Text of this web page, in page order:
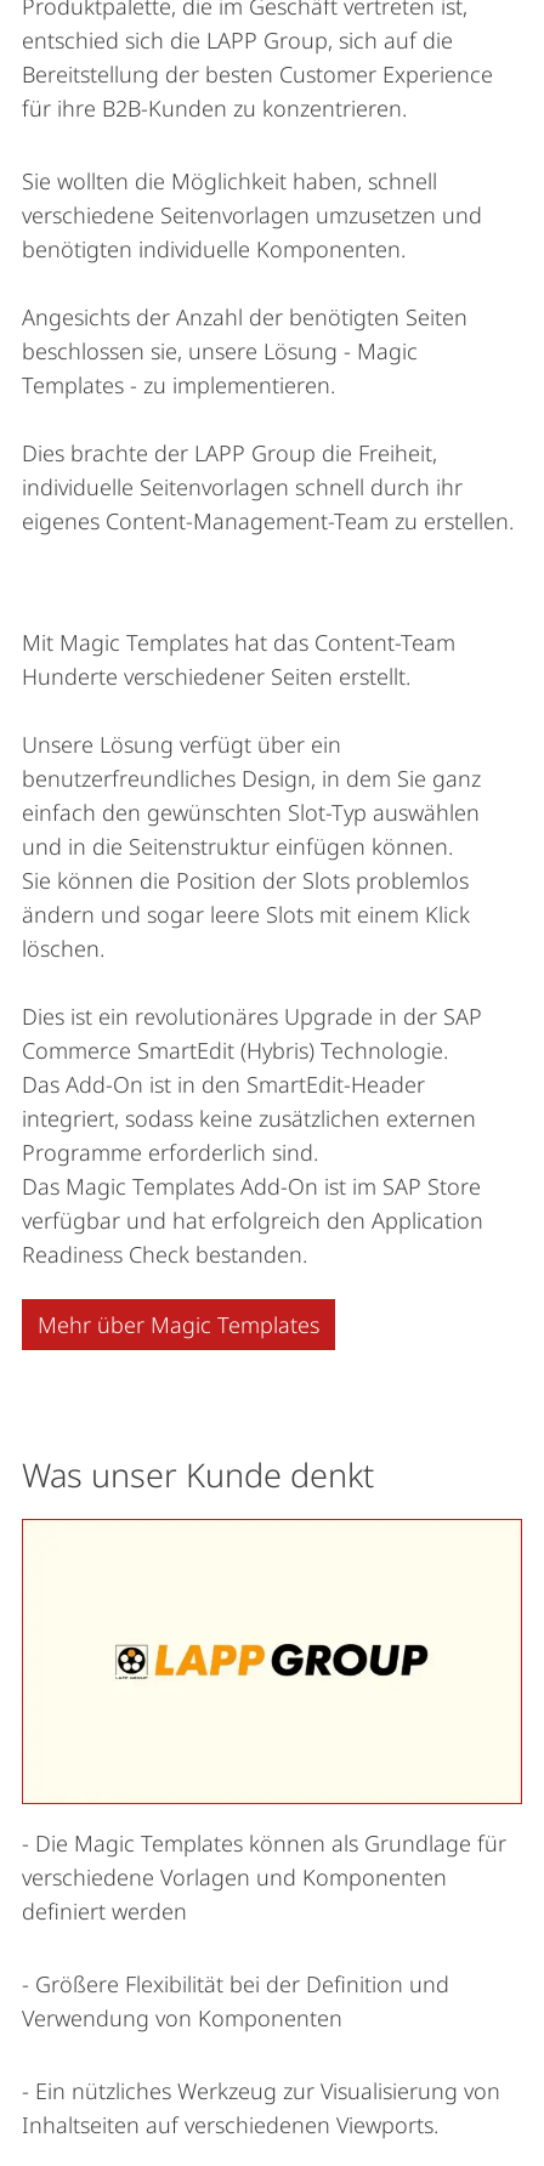
entschied sich die LAPP Group, sich auf die
Bereitstellung der besten Customer Experience
für ihre B2B-Kunden zu konzentrieren.
Sie wollten die Möglichkeit haben, schnell
verschiedene Seitenvorlagen umzusetzen und
benötigten individuelle Komponenten.
Angesichts der Anzahl der benötigten Seiten
beschlossen sie, unsere Lösung - Magic
Templates - zu implementieren.
Dies brachte der LAPP Group die Freiheit,
individuelle Seitenvorlagen schnell durch ihr
eigenes Content-Management-Team zu erstellen.
Mit Magic Templates hat das Content-Team
Hunderte verschiedener Seiten erstellt.
Unsere Lösung verfügt über ein
benutzerfreundliches Design, in dem Sie ganz
einfach den gewünschten Slot-Typ auswählen
und in die Seitenstruktur einfügen können.
Sie können die Position der Slots problemlos
ändern und sogar leere Slots mit einem Klick
löschen.
Dies ist ein revolutionäres Upgrade in der SAP
Commerce SmartEdit (Hybris) Technologie.
Das Add-On ist in den SmartEdit-Header
integriert, sodass keine zusätzlichen externen
Programme erforderlich sind.
Das Magic Templates Add-On ist im SAP Store
verfügbar und hat erfolgreich den Application
Readiness Check bestanden.
Mehr über Magic Templates
Was unser Kunde denkt
- Die Magic Templates können als Grundlage für
verschiedene Vorlagen und Komponenten
definiert werden
- Größere Flexibilität bei der Definition und
Verwendung von Komponenten
- Ein nützliches Werkzeug zur Visualisierung von
Inhaltseiten auf verschiedenen Viewports.